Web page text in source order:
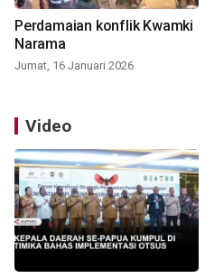
Perdamaian konflik Kwamki
Narama
Jumat, 16 Januari 2026
Video